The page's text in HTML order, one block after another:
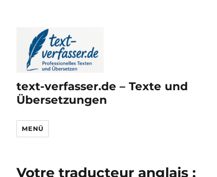
text-verfasser.de – Texte und
Übersetzungen
MENÜ
Votre traducteur anglais :